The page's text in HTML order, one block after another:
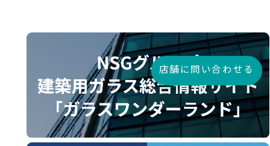
店舗に問い合わせる